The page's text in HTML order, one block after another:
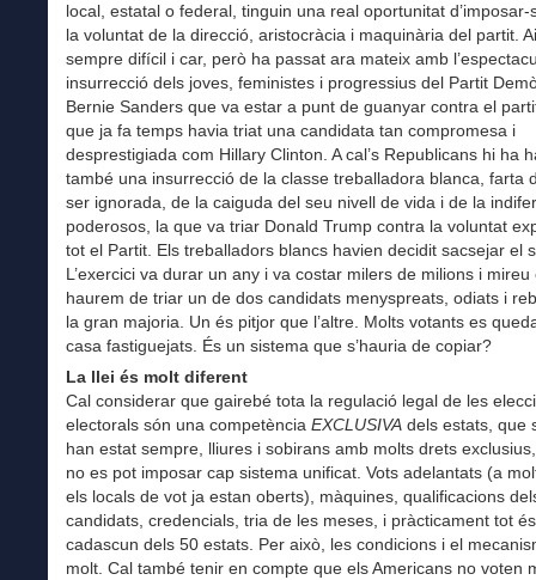
local, estatal o federal, tinguin una real oportunitat d’imposar-
la voluntat de la direcció, aristocràcia i maquinària del partit.
sempre difícil i car, però ha passat ara mateix amb
insurrecció dels joves, feministes i progressius del Partit
Bernie Sanders que va estar a punt de guanyar contra el
que ja fa temps havia triat una candidata tan compromesa i
desprestigiada com Hillary Clinton. A cal’s Republicans hi ha
també una insurrecció de la classe treballadora blanca, farta
ser ignorada, de la caiguda del seu nivell de vida i de la
poderosos, la que va triar Donald Trump contra la voluntat
tot el Partit. Els treballadors blancs havien decidit sacsejar el
L’exercici va durar un any i va costar milers de milions i
haurem de triar un de dos candidats menyspreats, odiats i
la gran majoria. Un és pitjor que l’altre. Molts votants es
casa fastiguejats. És un sistema que s’hauria de copiar?
La llei és molt diferent
Cal considerar que gairebé tota la regulació legal de les
electorals són una competència EXCLUSIVA dels estats, que
han estat sempre, lliures i sobirans amb molts drets
no es pot imposar cap sistema unificat. Vots adelantats (a
els locals de vot ja estan oberts), màquines, qualificacions
candidats, credencials, tria de les meses, i pràcticament tot
cadascun dels 50 estats. Per això, les condicions i el
molt. Cal també tenir en compte que els Americans no voten